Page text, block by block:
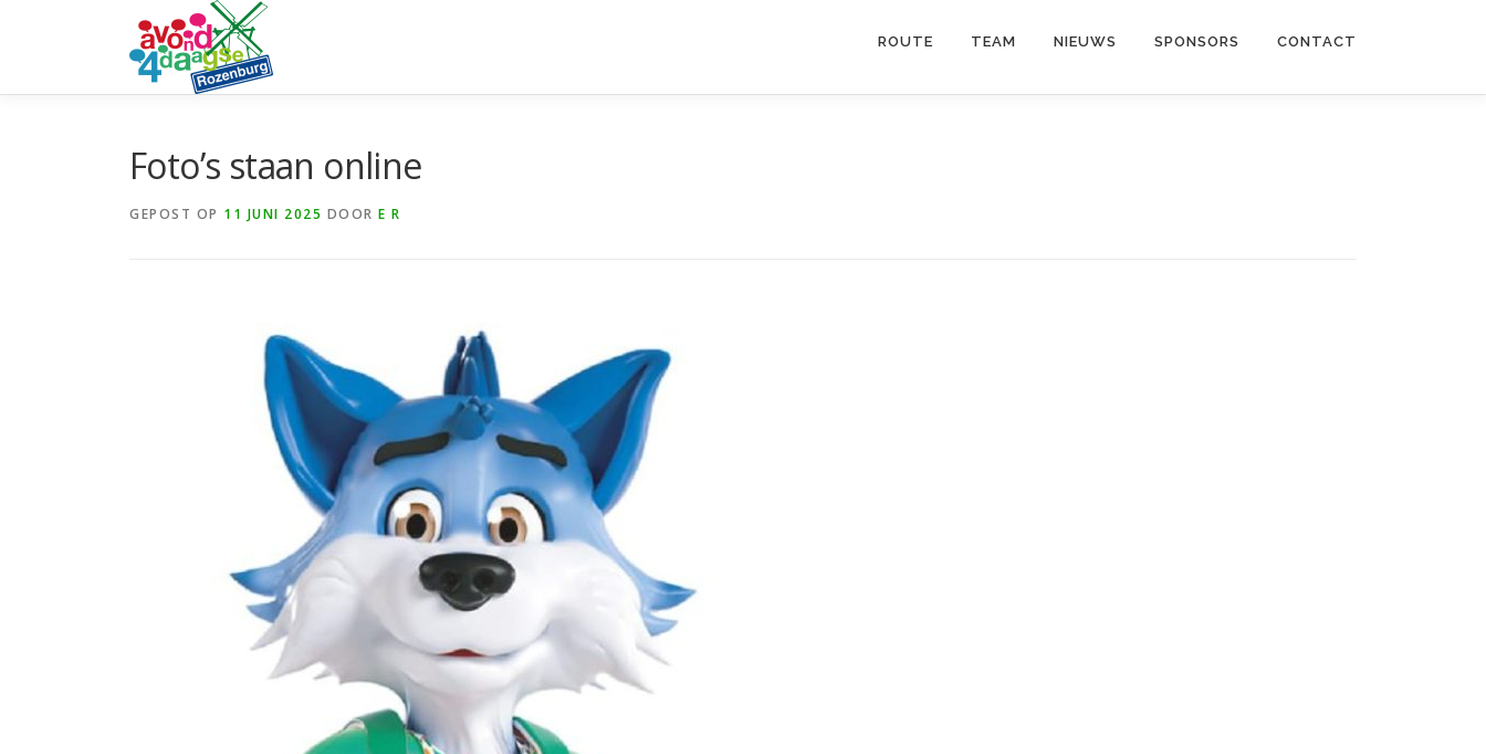
ROUTE TEAM NIEUWS SPONSORS CONTACT
Foto’s staan online
GEPOST OP 11 JUNI 2025 DOOR E R